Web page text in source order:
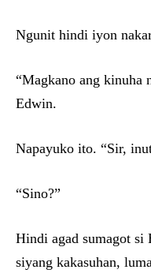
Ngunit hindi iyon
“Magkano ang kinuha
Edwin.
Napayuko ito. “Sir,
“Sino?”
Hindi agad sumagot si
siyang kakasuhan,